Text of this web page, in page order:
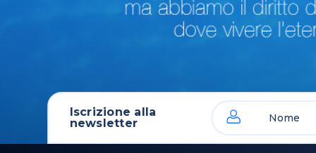
Iscrizione alla
newsletter